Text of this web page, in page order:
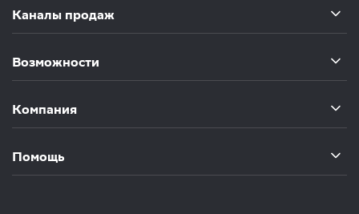
Каналы продаж
Возможности
Компания
Помощь